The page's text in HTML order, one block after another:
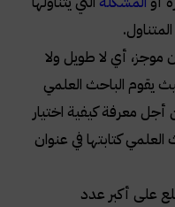
أي لا طويل ولا
يقوم الباحث العلمي
معرفة كيفية اختيار
كتابتها في عنوان
على أكبر عدد